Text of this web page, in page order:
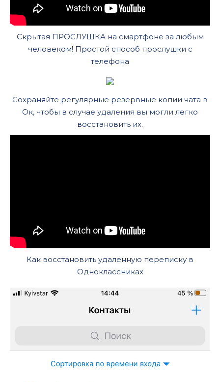
Скрытая ПРОСЛУШКА на смартфоне за любым
человеком! Простой способ прослушки с
телефона
Сохраняйте регулярные резервные копии чата в
Ок, чтобы в случае удаления вы могли легко
восстановить их.
Как восстановить удалённую переписку в
Одноклассниках